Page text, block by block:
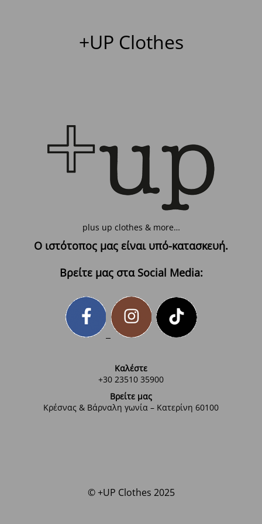
+UP Clothes
plus up clothes & more…
Ο ιστότοπος μας είναι υπό-κατασκευή.
Βρείτε μας στα Social Media:
Καλέστε
+30 23510 35900
Βρείτε μας
Κρέσνας & Βάρναλη γωνία – Κατερίνη 60100
© +UP Clothes 2025